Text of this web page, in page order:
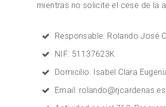
mientras no solicite el cese de la
Responsable: Rolando José
NIF: 51137623K
Domicilio: Isabel Clara
Email: rolando@rjcardenas.es